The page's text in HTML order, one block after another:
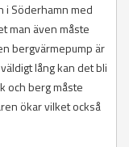
i Söderhamn med
man även måste
bergvärmepump är
lång kan det bli
och berg måste
ökar vilket också